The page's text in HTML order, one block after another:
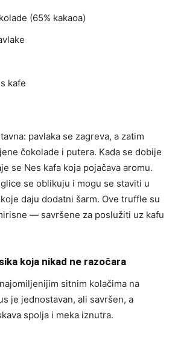
(65% kakaoa)
kafe
pavlaka se zagreva, a zatim
čokolade i putera. Kada se dobije
se Nes kafa koja pojačava aromu.
se oblikuju i mogu se staviti u
daju dodatni šarm. Ove truffle su
— savršene za poslužiti uz kafu
koja nikad ne razočara
sitnim kolačima na
je jednostavan, ali savršen, a
spolja i meka iznutra.